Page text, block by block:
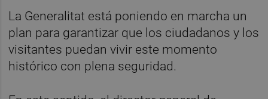
La Generalitat está poniendo en marcha un
plan para garantizar que los ciudadanos y los
visitantes puedan vivir este momento
histórico con plena seguridad.